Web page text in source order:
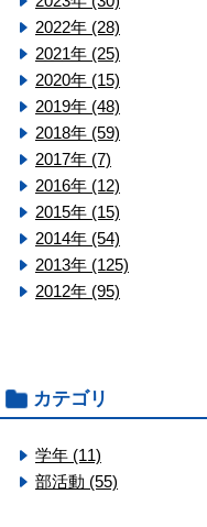
2022年 (28)
2021年 (25)
2020年 (15)
2019年 (48)
2018年 (59)
2017年 (7)
2016年 (12)
2015年 (15)
2014年 (54)
2013年 (125)
2012年 (95)
カテゴリ
学年 (11)
部活動 (55)